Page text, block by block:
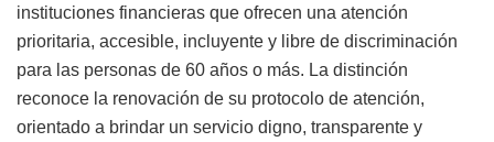
instituciones financieras que ofrecen una atención
prioritaria, accesible, incluyente y libre de discriminación
para las personas de 60 años o más. La distinción
reconoce la renovación de su protocolo de atención,
orientado a brindar un servicio digno, transparente y